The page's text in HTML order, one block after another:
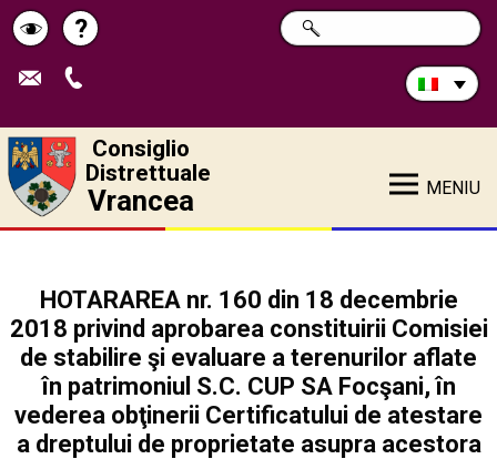
Schimbă
contrastul
Pagina
de
?
Cerca
nel
RICERCA
Consiglio
Distrettuale
Vrancea MENIU
HOTARAREA nr. 160 din 18 decembrie
2018 privind aprobarea constituirii Comisiei
de stabilire şi evaluare a terenurilor aflate
în patrimoniul S.C. CUP SA Focşani, în
vederea obţinerii Certificatului de atestare
a dreptului de proprietate asupra acestora